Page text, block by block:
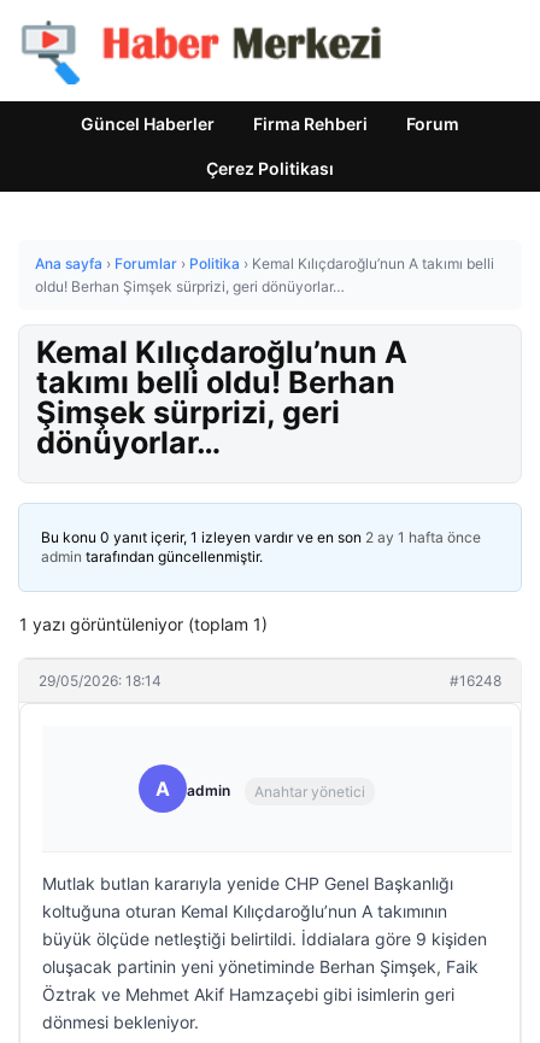
Güncel Haberler Firma Rehberi Forum
Çerez Politikası
Ana sayfa › Forumlar › Politika › Kemal Kılıçdaroğlu’nun A takımı belli
oldu! Berhan Şimşek sürprizi, geri dönüyorlar…
Kemal Kılıçdaroğlu’nun A
takımı belli oldu! Berhan
Şimşek sürprizi, geri
dönüyorlar…
Bu konu 0 yanıt içerir, 1 izleyen vardır ve en son 2 ay 1 hafta önce
admin tarafından güncellenmiştir.
1 yazı görüntüleniyor (toplam 1)
29/05/2026: 18:14 #16248
A admin Anahtar yönetici
Mutlak butlan kararıyla yenide CHP Genel Başkanlığı
koltuğuna oturan Kemal Kılıçdaroğlu’nun A takımının
büyük ölçüde netleştiği belirtildi. İddialara göre 9 kişiden
oluşacak partinin yeni yönetiminde Berhan Şimşek, Faik
Öztrak ve Mehmet Akif Hamzaçebi gibi isimlerin geri
dönmesi bekleniyor.